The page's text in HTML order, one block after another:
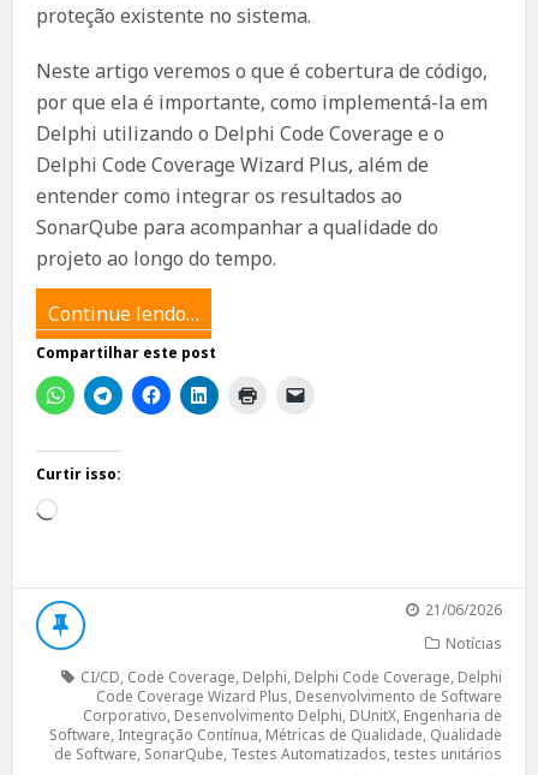
proteção existente no sistema.
Neste artigo veremos o que é cobertura de código,
por que ela é importante, como implementá-la em
Delphi utilizando o Delphi Code Coverage e o
Delphi Code Coverage Wizard Plus, além de
entender como integrar os resultados ao
SonarQube para acompanhar a qualidade do
projeto ao longo do tempo.
Continue lendo…
Compartilhar este post
Curtir isso:
Carregando...
21/06/2026
Notícias
CI/CD, Code Coverage, Delphi, Delphi Code Coverage, Delphi
Code Coverage Wizard Plus, Desenvolvimento de Software
Corporativo, Desenvolvimento Delphi, DUnitX, Engenharia de
Software, Integração Contínua, Métricas de Qualidade, Qualidade
de Software, SonarQube, Testes Automatizados,testes unitários